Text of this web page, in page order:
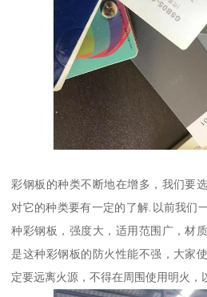
彩钢板的种类不断地在增多，我们要
对它的种类要有一定的了解.以前我们
种彩钢板，强度大，适用范围广，材
是这种彩钢板的防火性能不强，大家
定要远离火源，不得在周围使用明火，